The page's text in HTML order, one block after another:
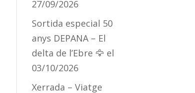
27/09/2026
Sortida especial 50
anys DEPANA – El
delta de l’Ebre 🦅 el
03/10/2026
Xerrada – Viatge